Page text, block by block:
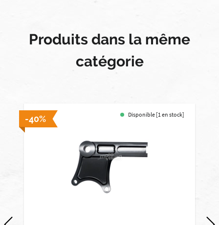
Produits dans la même
catégorie
-40% Disponible [1 en stock]